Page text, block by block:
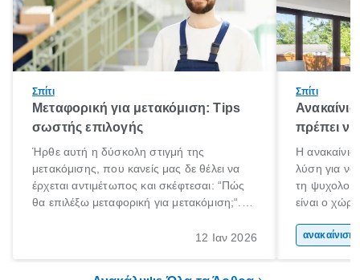
Σπίτι
Μεταφορική για μετακόμιση: Tips
σωστής επιλογής
Ήρθε αυτή η δύσκολη στιγμή της
μετακόμισης, που κανείς μας δε θέλει να
έρχεται αντιμέτωπος και σκέφτεσαι: “Πώς
θα επιλέξω μεταφορική για μετακόμιση;“.
ξεκινάς τις απαραίτητες ετοιμασίες,12 Ιαν 2026
Σπίτι
πρέπει να
Η
λύση για να
τη
είναι ο
Επομένως,